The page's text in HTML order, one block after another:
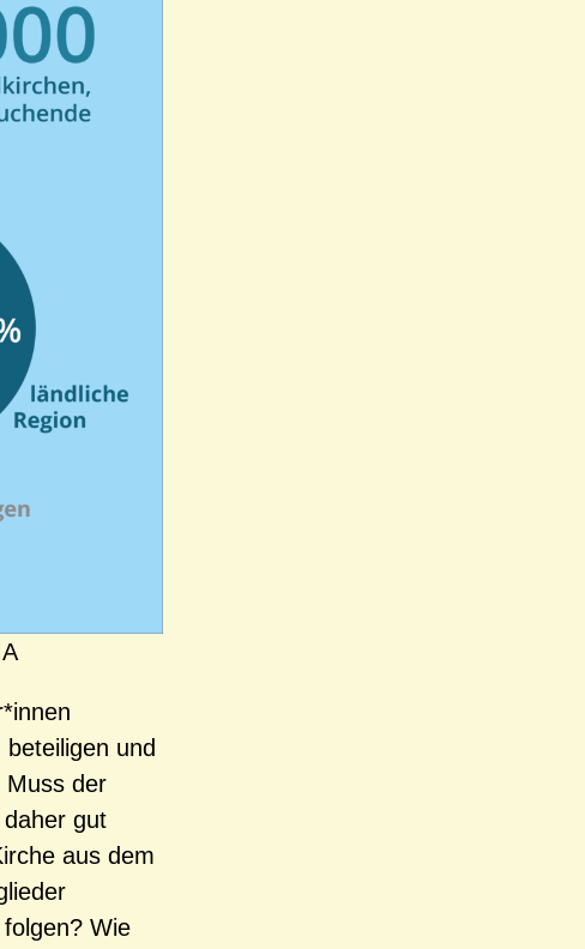
und
Muss der
gut
aus dem
Wie